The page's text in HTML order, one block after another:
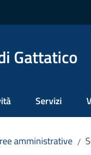
Gattatico
Servizi
amministrative /